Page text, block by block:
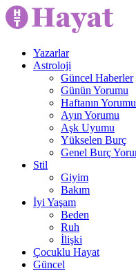
Yazarlar
Astroloji
Güncel Haberler
Günün Yorumu
Haftanın Yorumu
Ayın Yorumu
Aşk Uyumu
Yükselen Burç
Genel Burç
Stil
Giyim
Bakım
İyi Yaşam
Beden
Ruh
İlişki
Çocuklu Hayat
Güncel